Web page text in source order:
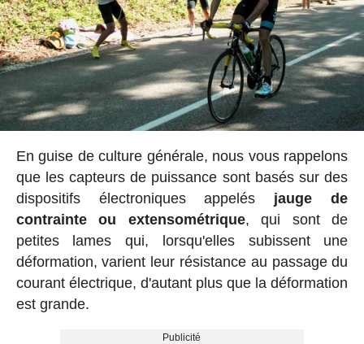
En guise de culture générale, nous vous rappelons
que les capteurs de puissance sont basés sur des
dispositifs électroniques appelés jauge de
contrainte ou extensométrique, qui sont de
petites lames qui, lorsqu'elles subissent une
déformation, varient leur résistance au passage du
courant électrique, d'autant plus que la déformation
est grande.
Publicité